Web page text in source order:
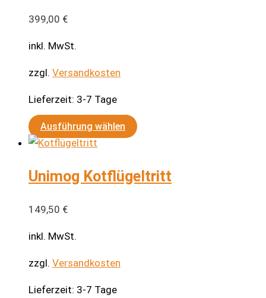
399,00 €
inkl. MwSt.
zzgl. Versandkosten
Lieferzeit: 3-7 Tage
Ausführung wählen
Dieses
mehrere
Unimog Kotflügeltritt
149,50 €
inkl. MwSt.
zzgl. Versandkosten
Lieferzeit: 3-7 Tage